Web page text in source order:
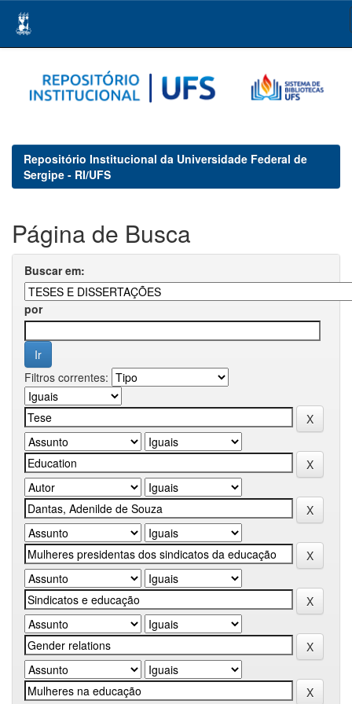
navigation
Repositório Institucional da Universidade Federal de
Sergipe - RI/UFS
Página de Busca
Buscar em:
por
Filtros correntes: